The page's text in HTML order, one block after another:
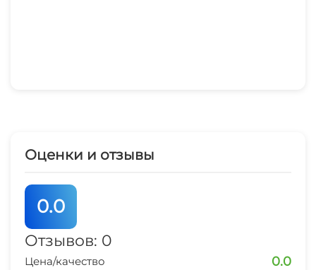
Оценки и отзывы
0.0
Отзывов: 0
Цена/качество 0.0